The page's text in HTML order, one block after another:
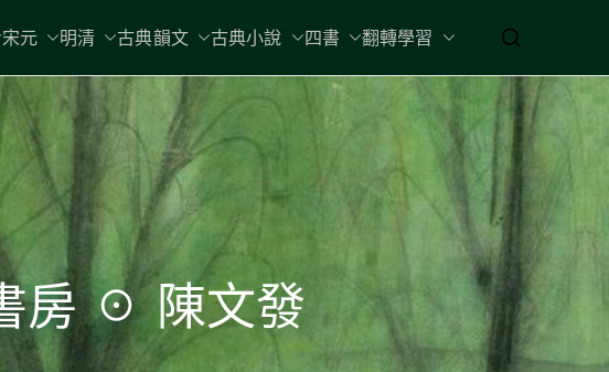
宋元 明清 古典韻文 古典小說 四書 翻轉學習
房 ☉ 陳文發